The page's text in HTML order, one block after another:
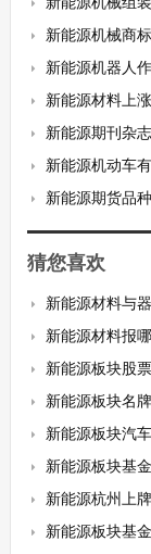
新能源机械商
新能源机器人
新能源材料上
新能源期刊杂
新能源机动车
新能源期货品
猜您喜欢
新能源材料与器
新能源材料报
新能源板块股
新能源板块名
新能源板块汽
新能源板块基
新能源杭州上
新能源板块基